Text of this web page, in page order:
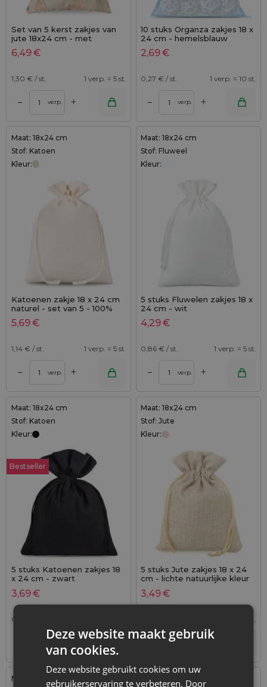
Set van 5 kerst zakjes van
jute 18x24 cm - met
boompjes in goud en koper
6,49€
1,30 € / st. 1 verp. = 5 st.
– verp. +
10 stuks Organza zakjes 18 x
24 cm - hemelsblauw
2,69€
0,27 € / st. 1 verp. = 10 st.
– verp. +
Maat: 18x24 cm
Stof: Katoen
Kleur:
Katoenen zakje 18 x 24 cm
naturel - set van 5 - 100%
katoen
5,69€
1,14 € / st. 1 verp. = 5 st.
– verp. +
Maat: 18x24 cm
Stof: Fluweel
Kleur:
5 stuks Fluwelen zakjes 18 x
24 cm - wit
4,29€
0,86 € / st. 1 verp. = 5 st.
– verp. +
Maat: 18x24 cm
Stof: Katoen
Kleur:
Bestseller
5 stuks Katoenen zakjes 18
x 24 cm - zwart
3,69€
0,74
+
Maat: 18x24 cm
Stof: Jute
Kleur:
5 stuks Jute zakjes 18 x 24
cm - lichte natuurlijke kleur
3,49€
1 verp. = 5 st.
+
Maat: 18x24 cm
Maat: 18x24 cm
Deze website maakt gebruik
van cookies.
Deze website gebruikt cookies om uw
gebruikerservaring te verbeteren. Door